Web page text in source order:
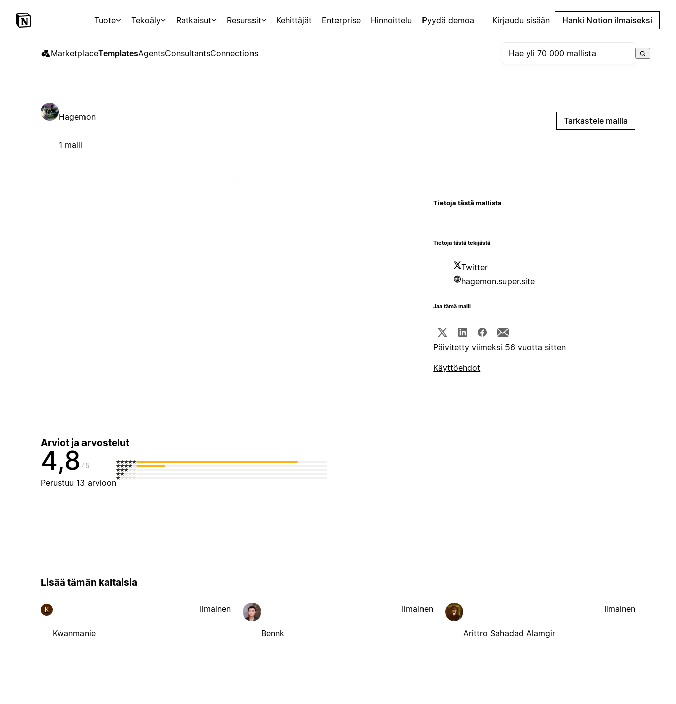
Tuote Tekoäly Ratkaisut Resurssit Kehittäjät Enterprise Hinnoittelu Pyydä demoa Kirjaudu sisään Hanki Notion ilmaiseksi
MarketplaceTemplatesAgentsConsultantsConnections
Hagemon
1 malli
Tarkastele mallia
Tietoja tästä mallista
Tietoja tästä tekijästä
Twitter
hagemon.super.site
Jaa tämä malli
Päivitetty viimeksi 56 vuotta sitten
Käyttöehdot
Arviot ja arvostelut
4,8 5
Perustuu 13 arvioon
Lisää tämän kaltaisia
K
Kwanmanie
Ilmainen
Bennk
Ilmainen
Arittro Sahadad Alamgir
Ilmainen